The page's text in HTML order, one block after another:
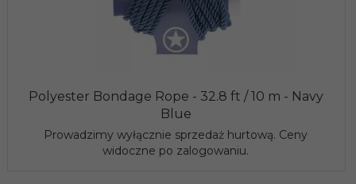
Polyester Bondage Rope - 32.8 ft / 10 m - Navy
Blue
Prowadzimy wyłącznie sprzedaż hurtową. Ceny
widoczne po zalogowaniu.